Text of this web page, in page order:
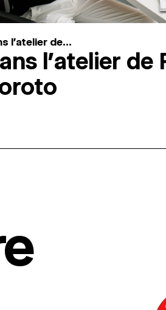
l'atelier de...
l’atelier de